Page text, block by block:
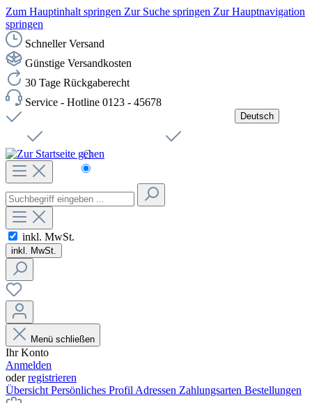
Zum Hauptinhalt springen Zur Suche springen Zur Hauptnavigation
springen
Schneller Versand
Günstige Versandkosten
30 Tage Rückgaberecht
Service - Hotline 0123 - 45678
Deutsch
Čeština
inkl. MwSt.
inkl. MwSt.
Menü schließen
Ihr Konto
Anmelden
oderregistrieren
Übersicht Persönliches Profil Adressen Zahlungsarten Bestellungen